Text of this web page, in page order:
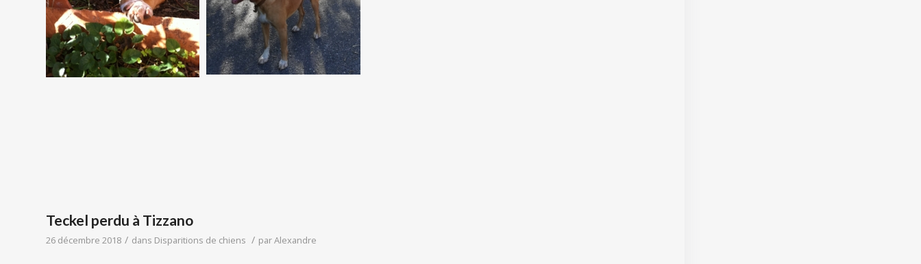
Teckel perdu à Tizzano
26 décembre 2018 / dans Disparitions de chiens / parAlexandre